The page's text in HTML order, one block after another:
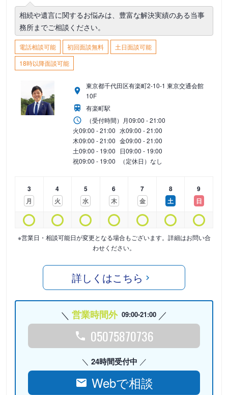
相続や遺言に関するお悩みは、豊富な解決実績のある当事
務所までご相談ください。
電話相談可能 初回面談無料
土日面談可能
18時以降面談可能
東京都千代田区有楽町2-10-1 東京交通会館
10F
有楽町駅
（受付時間） 月09:00 - 21:00
火09:00 - 21:00 水09:00 - 21:00
木09:00 - 21:00 金09:00 - 21:00
土09:00 - 19:00 日09:00 - 19:00
祝09:00 - 19:00 （定休日）なし
3
月
4
火
5
水
6
木
7
金
8
土
9
日
※営業日・相談可能日が変更となる場合もございます。詳細はお問い合
わせください。
詳しくはこちら
営業時間外 09:00-21:00
05075870736
24時間受付中
Webで相談